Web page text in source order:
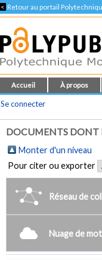
< Retour au portail
Accueil À propos
Se connecter
DOCUMENTS DONT
Monter d'un niveau
Pour citer ou exporter
Réseau de
Nuage de